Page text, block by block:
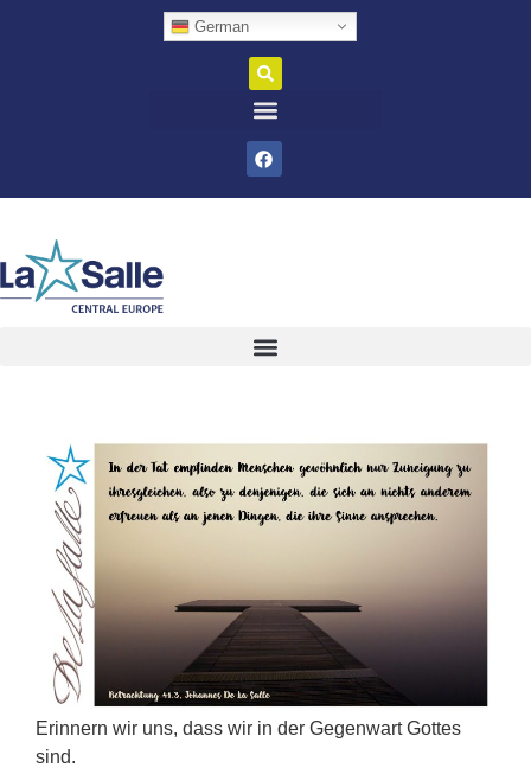
German
Erinnern wir uns, dass wir in der Gegenwart Gottes
sind.